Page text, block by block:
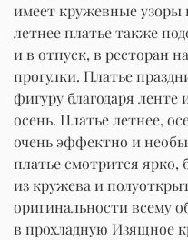
имеет кружевные узоры
летнее платье также
и в отпуск, в ресторан
прогулки. Платье
фигуру благодаря
осень. Платье летнее,
очень эффектно и
платье смотрится ярко,
из кружева и
оригинальности всему
в прохладную Изящное